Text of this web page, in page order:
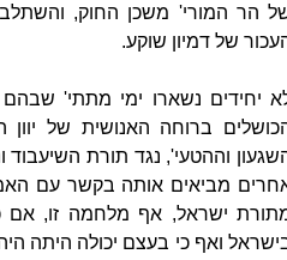
הר המורי' משכן החוק,
של דמיון שוקע.
יחידים נשארו ימי מתתי' שבהם
ברוחה האנושית של יוון
וההטעי', נגד תורת
מביאים אותה בקשר עם
ישראל, אף מלחמה זו, אם
ואף כי בעצם יכולה היתה